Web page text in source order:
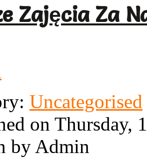
Zajęcia Za
Uncategorised
on Thursday,
by Admin